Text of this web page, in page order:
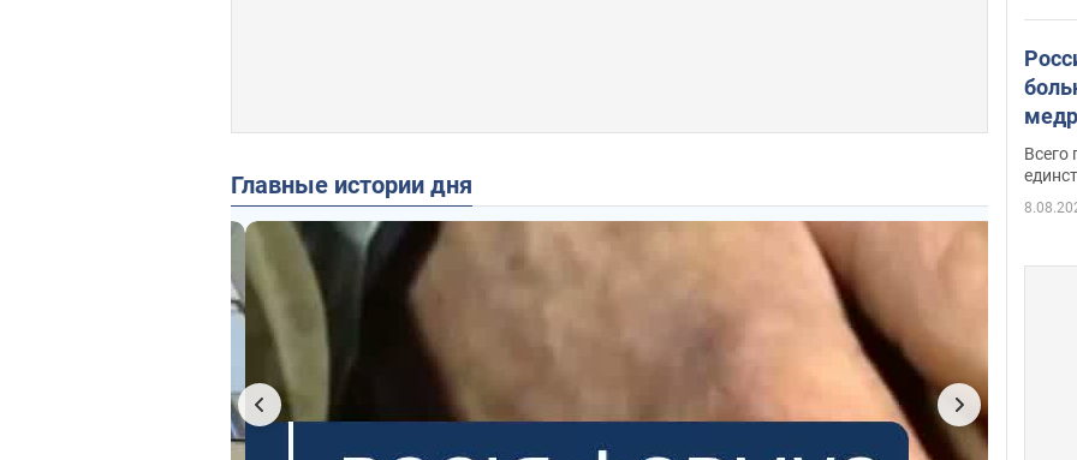
Главные истории дня
Всего